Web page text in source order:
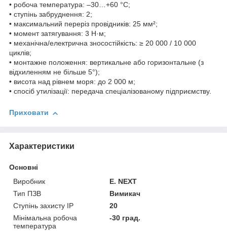
• робоча температура: –30…+60 °C;
• ступінь забруднення: 2;
• максимальний переріз провідників: 25 мм²;
• момент затягування: 3 Н·м;
• механічна/електрична зносостійкість: ≥ 20 000 / 10 000
циклів;
• монтажне положення: вертикальне або горизонтальне (з
відхиленням не більше 5°);
• висота над рівнем моря: до 2 000 м;
• спосіб утилізації: передача спеціалізованому підприємству.
Приховати
Характеристики
Основні
Виробник
E. NEXT
Тип ПЗВ
Вимикач
Ступінь захисту IP
20
Мінімальна робоча
температура
-30 град.